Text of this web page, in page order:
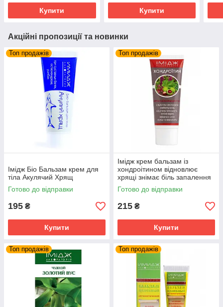
Купити Купити
Акційні пропозиції та новинки
Топ продажів
Імідж Біо Бальзам крем для
тіла Акулячий Хрящ
Готово до відправки
195 ₴
Купити
Топ продажів
Імідж крем бальзам із
хондроітином відновлює
хрящі знімає біль запалення
суглобів та м'язів
Готово до відправки
215 ₴
Купити
Топ продажів Топ продажів